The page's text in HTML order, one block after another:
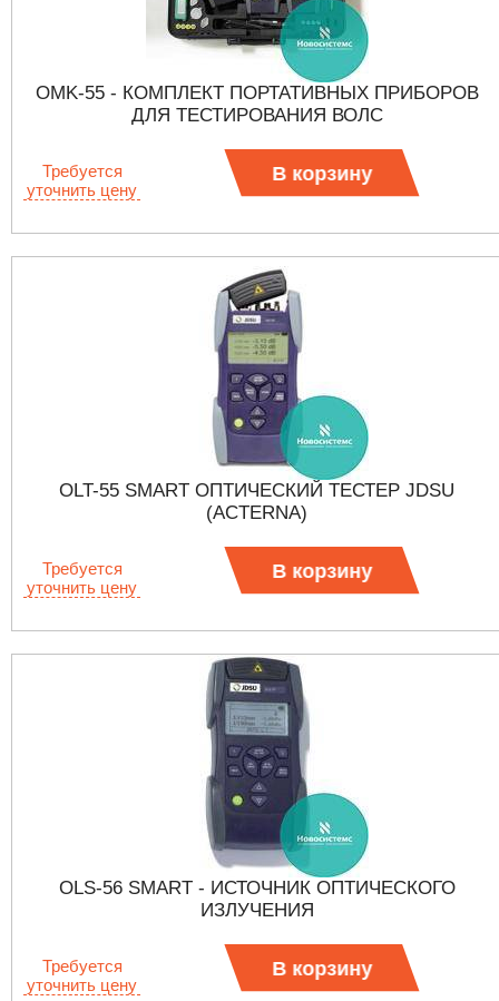
OMK-55 - КОМПЛЕКТ ПОРТАТИВНЫХ ПРИБОРОВ
ДЛЯ ТЕСТИРОВАНИЯ ВОЛС
Требуется
уточнить цену
В корзину
OLT-55 SMART ОПТИЧЕСКИЙ ТЕСТЕР JDSU
(ACTERNA)
Требуется
уточнить цену
В корзину
OLS-56 SMART - ИСТОЧНИК ОПТИЧЕСКОГО
ИЗЛУЧЕНИЯ
Требуется
уточнить цену
В корзину